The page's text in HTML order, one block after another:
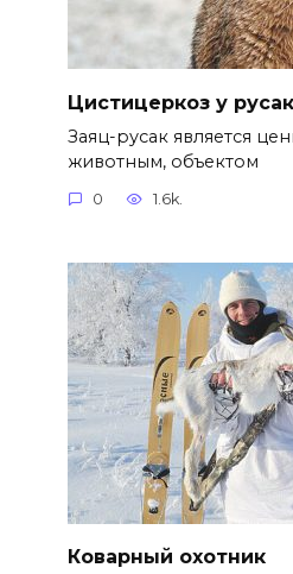
Цистицеркоз у
Заяц-русак является
животным, объектом
0 1.6k.
Коварный охотник